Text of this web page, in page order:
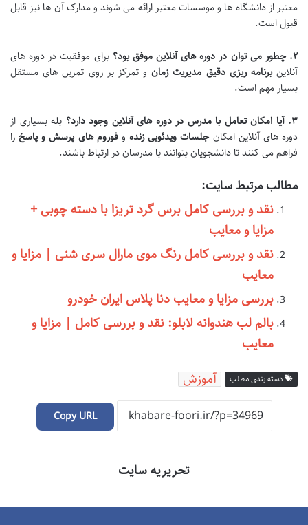
معتبر از دانشگاه ها و موسسات معتبر ارائه می شوند و مدارک آن ها نیز قابل
قبول است.
۲.چطور می توان در دوره های آنلاین موفق بود؟ برای موفقیت در دوره های
آنلاینبرنامه ریزی دقیق مدیریت زمانو تمرکز بر روی تمرین های مستقل
بسیار مهم است.
۳.آیا امکان تعامل با مدرس در دوره های آنلاین وجود دارد؟ بله بسیاری از
دوره های آنلاین امکان جلسات ویدئویی زندهوفوروم های پرسش و پاسخرا
فراهم می کنند تا دانشجویان بتوانند با مدرسان در ارتباط باشند.
مطالب مرتبط سایت:
نقد و بررسی کامل برس گرد تریزا با دسته چوبی +
مزایا و معایب
نقد و بررسی کامل رنگ موی مارال سری شنی | مزایا و
معایب
بررسی مزایا و معایب دنا پلاس ایران خودرو
بالم لب هندوانه لابلو: نقد و بررسی کامل | مزایا و
معایب
دسته بندی مطلب آموزش
Copy URL
تحریریه سایت